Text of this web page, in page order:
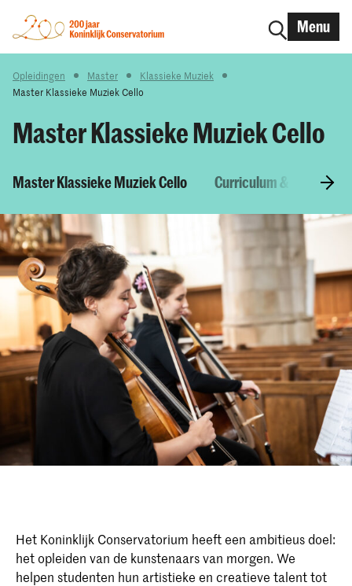
Menu
Opleidingen Master
Klassieke Muziek
Master Klassieke Muziek Cello
Master Klassieke Muziek Cello
Master Klassieke Muziek Cello Curriculum & Vakken
Het Koninklijk Conservatorium heeft een ambitieus doel:
het opleiden van de kunstenaars van morgen. We
helpen studenten hun artistieke en creatieve talent tot